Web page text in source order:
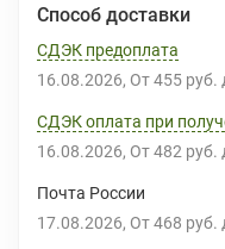
Способ доставки
СДЭК предоплата
16.08.2026 От 455 руб.
СДЭК оплата при
16.08.2026 От 482 руб.
Почта России
17.08.2026 От 468 руб.